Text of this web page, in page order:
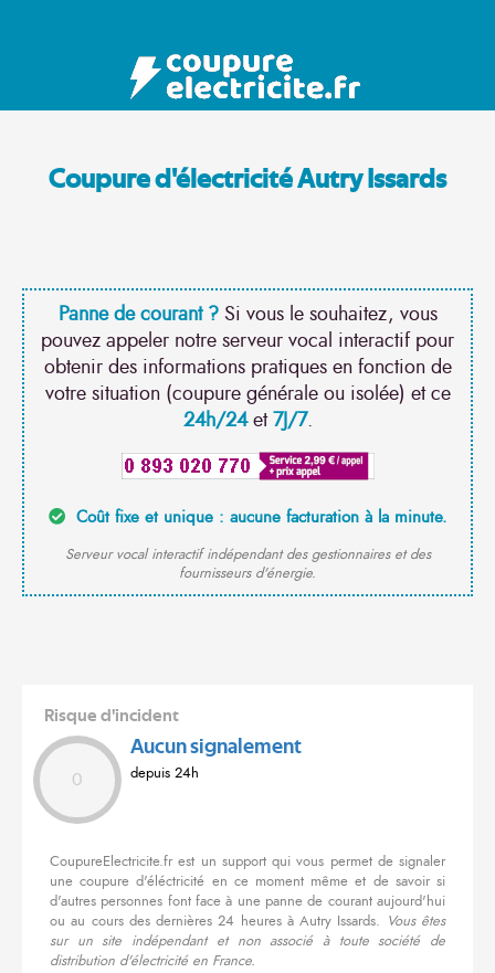
Coupure d'électricité Autry Issards
Panne de courant ?Si vous le souhaitez, vous
pouvez appeler notre serveur vocal interactif pour
obtenir des informations pratiques en fonction de
votre situation (coupure générale ou isolée) et ce
24h/24et7J/7.
Coût fixe et unique : aucune facturation à la minute.
Serveur vocal interactif indépendant des gestionnaires et des
fournisseurs d'énergie.
Risque d'incident
0
Aucun signalement
depuis 24h
CoupureElectricite.fr est un support qui vous permet de signaler
une coupure d'éléctricité en ce moment même et de savoir si
d'autres personnes font face à une panne de courant aujourd'hui
ou au cours des dernières 24 heures à Autry Issards. Vous êtes
sur un site indépendant et non associé à toute société de
distribution d'électricité en France.